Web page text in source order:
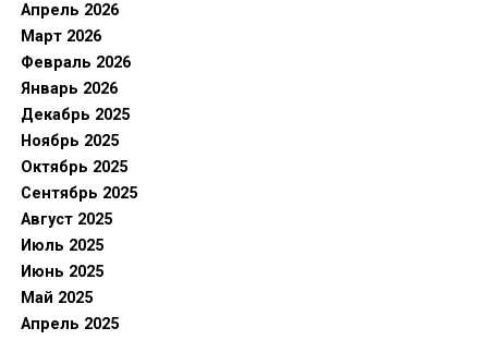
Апрель 2026
Март 2026
Февраль 2026
Январь 2026
Декабрь 2025
Ноябрь 2025
Октябрь 2025
Сентябрь 2025
Август 2025
Июль 2025
Июнь 2025
Май 2025
Апрель 2025